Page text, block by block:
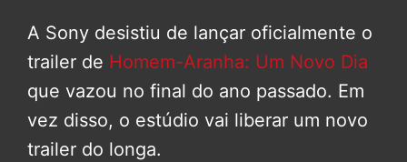
A Sony desistiu de lançar oficialmente o
trailer de Homem-Aranha: Um Novo Dia
que vazou no final do ano passado. Em
vez disso, o estúdio vai liberar um novo
trailer do longa.